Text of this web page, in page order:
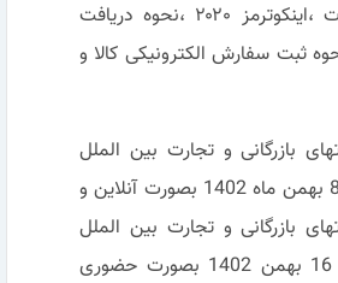
صادرات و واردات ،اینکوترمز ۲۰۲۰ ،نحوه دریافت
ثبت سفارش الکترونیکی کالا و
بازرگانی و تجارت بین الملل
(184) در تاریخ 8 بهمن ماه 1402 بصورت آنلاین و
بازرگانی و تجارت بین الملل
(185) در تاریخ 16 بهمن 1402 بصورت حضوری